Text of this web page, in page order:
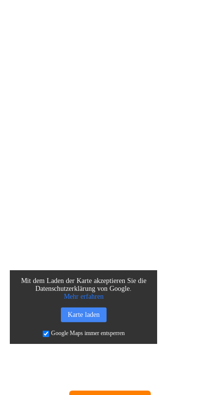
Mit dem Laden der Karte akzeptieren Sie die
Datenschutzerklärung von Google.
Mehr erfahren
Karte laden
Google Maps immer entsperren